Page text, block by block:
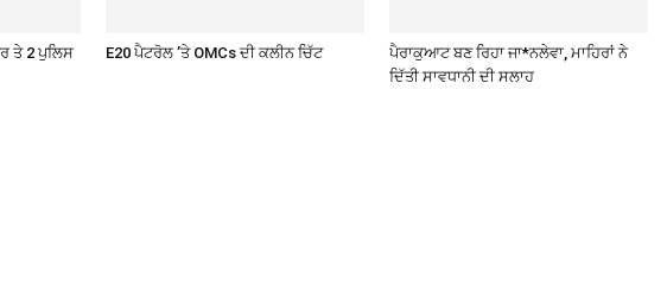
ਤੇ 2 ਪੁਲਿਸ
E20 ਪੈਟਰੋਲ ’ਤੇ OMCs ਦੀ ਕਲੀਨ ਚਿੱਟ
ਪੈਰਾਕੁਆਟ ਬਣ ਰਿਹਾ ਜਾ*ਨਲੇਵਾ, ਮਾਹਿਰਾਂ ਨੇ
ਦਿੱਤੀ ਸਾਵਧਾਨੀ ਦੀ ਸਲਾਹ